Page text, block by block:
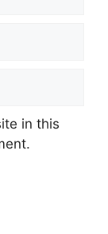
in this